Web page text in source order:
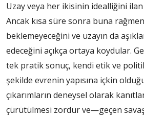
Uzay veya her ikisinin idealliğini
Ancak kısa süre sonra buna
beklemeyeceğini ve uzayın da
edeceğini açıkça ortaya koydular.
tek pratik sonuç, kendi etik ve
şekilde evrenin yapısına içkin
çıkarımların deneysel olarak
çürütülmesi zordur ve—geçen